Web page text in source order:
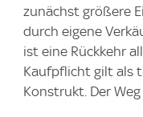
zunächst größere
durch eigene
ist eine Rückkehr
Kaufpflicht gilt als
Konstrukt. Der